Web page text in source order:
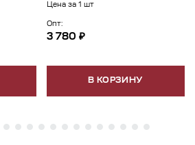
Цена за 1 шт
Опт:
3 780 ₽
В КОРЗИНУ